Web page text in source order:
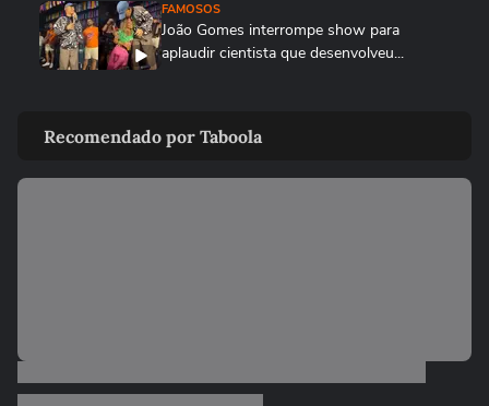
FAMOSOS
João Gomes interrompe show para
aplaudir cientista que desenvolveu...
da Gaviões da Fiel: ‘Não...
LULA
no carnaval em novo vídeo...
Recomendado por Taboola